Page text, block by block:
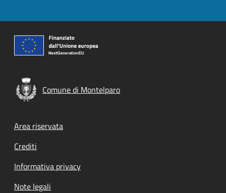
Comune di Montelparo
Footer menu
Area riservata
Crediti
Informativa privacy
Note legali